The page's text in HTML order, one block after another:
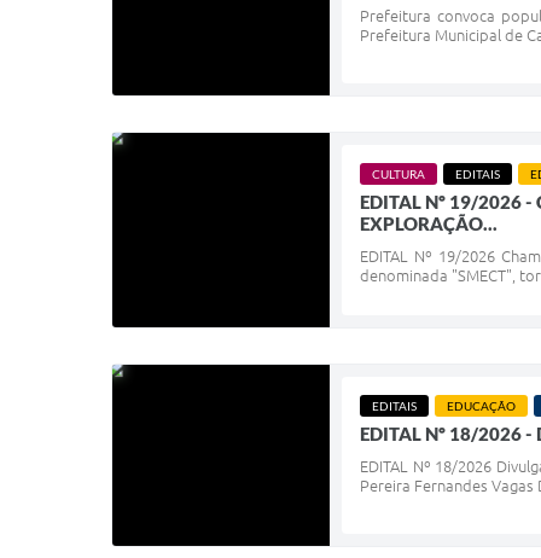
Prefeitura convoca
Prefeitura Municipal de
CULTURA EDITAIS
EDITAL Nº 19/2026 -
EXPLORAÇÃO...
EDITAL Nº 19/2026
denominada "SMECT",
EDITAIS EDUCAÇÃO
EDITAL Nº 18/2026 -
EDITAL Nº 18/2026
Pereira Fernandes